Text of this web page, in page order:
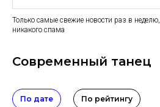
Только самые свежие новости раз в неделю,
никакого спама
Современный танец
По дате По рейтингу